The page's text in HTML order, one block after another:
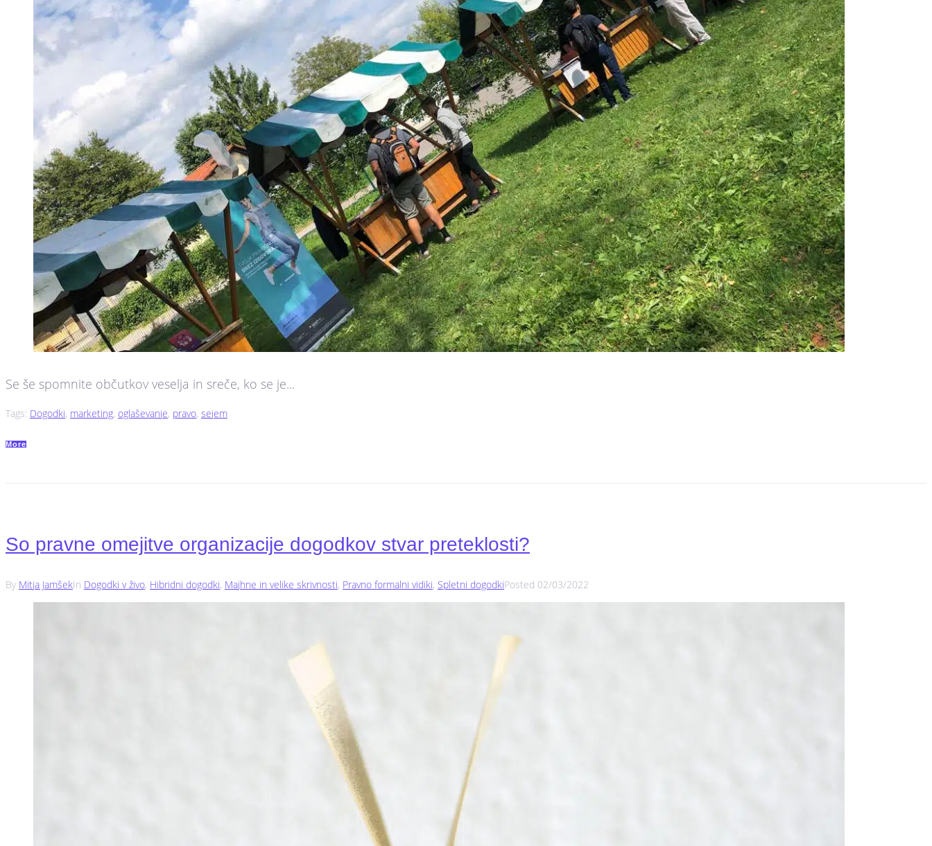
Se še spomnite občutkov veselja in sreče, ko se je...
Tags: Dogodki, marketing, oglaševanje, pravo, sejem
More
So pravne omejitve organizacije dogodkov stvar preteklosti?
By Mitja JamšekIn Dogodki v živo, Hibridni dogodki, Majhne in velike skrivnosti, Pravno formalni vidiki, Spletni dogodkiPosted 02/03/2022